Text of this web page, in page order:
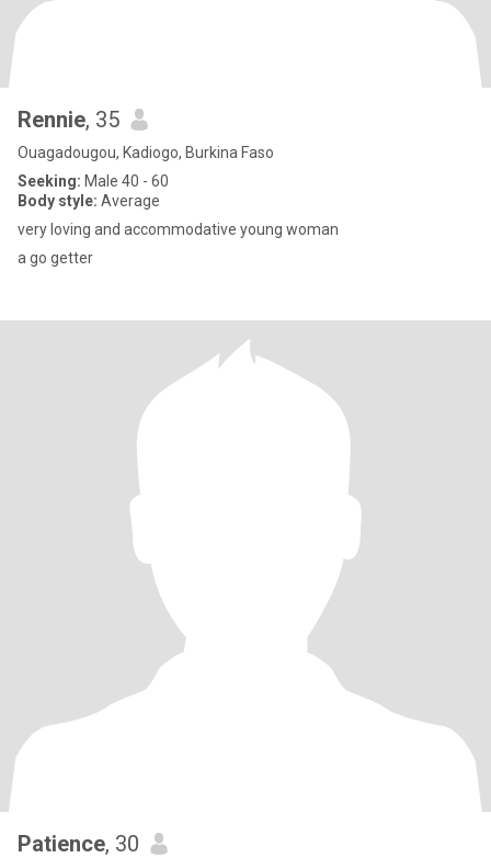
Rennie, 35
Ouagadougou, Kadiogo, Burkina Faso
Seeking: Male 40 - 60
Body style: Average
very loving and accommodative young woman
a go getter
Patience, 30